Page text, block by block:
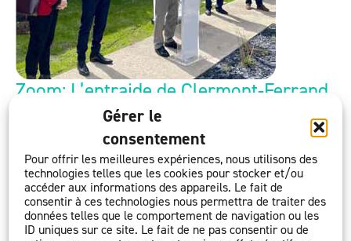
Gérer le
consentement
Pour offrir les meilleures expériences, nous utilisons des
technologies telles que les cookies pour stocker et/ou
accéder aux informations des appareils. Le fait de
consentir à ces technologies nous permettra de traiter des
données telles que le comportement de navigation ou les
ID uniques sur ce site. Le fait de ne pas consentir ou de
Zoom: L’entraide de Clermont-Ferrand
en faveur du logement
[Fraternité] L’Association familiale protestante
d’entraide (AFPE) de Clermont-Ferrand et du Puy-de-
Dôme, a souhaité constituer une fondation
individualisée afin d’y organiser un legs reçu et porter